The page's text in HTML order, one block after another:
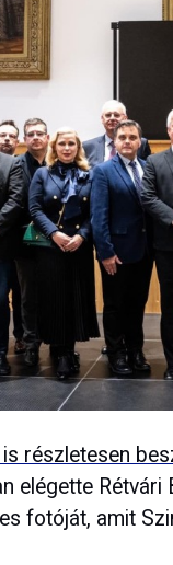
is részletesen
elégette Rétvári
fotóját, amit